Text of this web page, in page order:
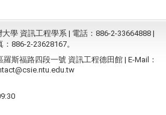
學 資訊工程學系 | 電話：886-2-33664888 |
：886-2-23628167。
斯福路四段一號 資訊工程德田館 | E-Mail：